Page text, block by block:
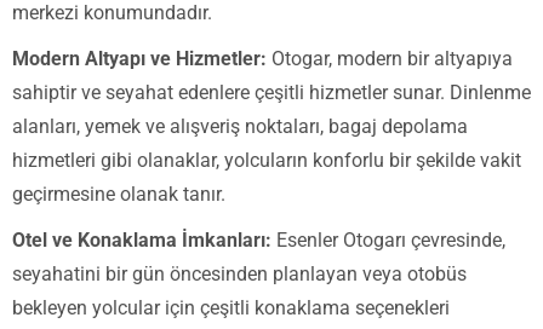
merkezi konumundadır.
Modern Altyapı ve Hizmetler: Otogar, modern bir altyapıya
sahiptir ve seyahat edenlere çeşitli hizmetler sunar. Dinlenme
alanları, yemek ve alışveriş noktaları, bagaj depolama
hizmetleri gibi olanaklar, yolcuların konforlu bir şekilde vakit
geçirmesine olanak tanır.
Otel ve Konaklama İmkanları: Esenler Otogarı çevresinde,
seyahatini bir gün öncesinden planlayan veya otobüs
bekleyen yolcular için çeşitli konaklama seçenekleri